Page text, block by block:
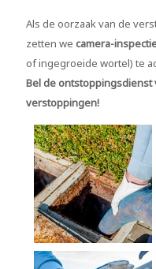
Als de oorzaak van de
zetten we camera-
of ingegroeide wortel) te
Bel de ontstoppingsdienst
verstoppingen!